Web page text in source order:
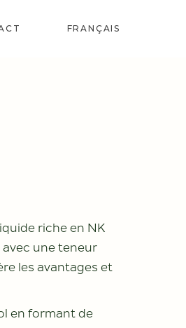
FRANÇAIS
riche en NK
une teneur
les avantages et
en formant de